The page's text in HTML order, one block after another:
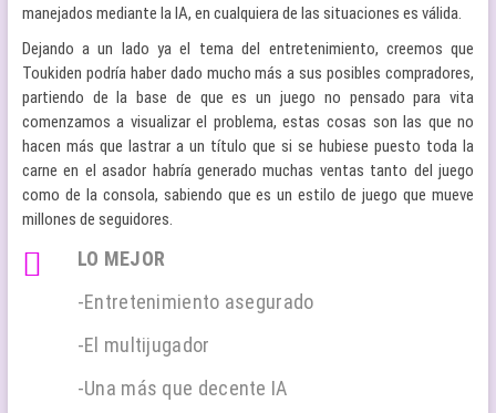
manejados mediante la IA, en cualquiera de las situaciones es válida.
Dejando a un lado ya el tema del entretenimiento, creemos que
Toukiden podría haber dado mucho más a sus posibles compradores,
partiendo de la base de que es un juego no pensado para vita
comenzamos a visualizar el problema, estas cosas son las que no
hacen más que lastrar a un título que si se hubiese puesto toda la
carne en el asador habría generado muchas ventas tanto del juego
como de la consola, sabiendo que es un estilo de juego que mueve
millones de seguidores.
LO MEJOR
-Entretenimiento asegurado
-El multijugador
-Una más que decente IA